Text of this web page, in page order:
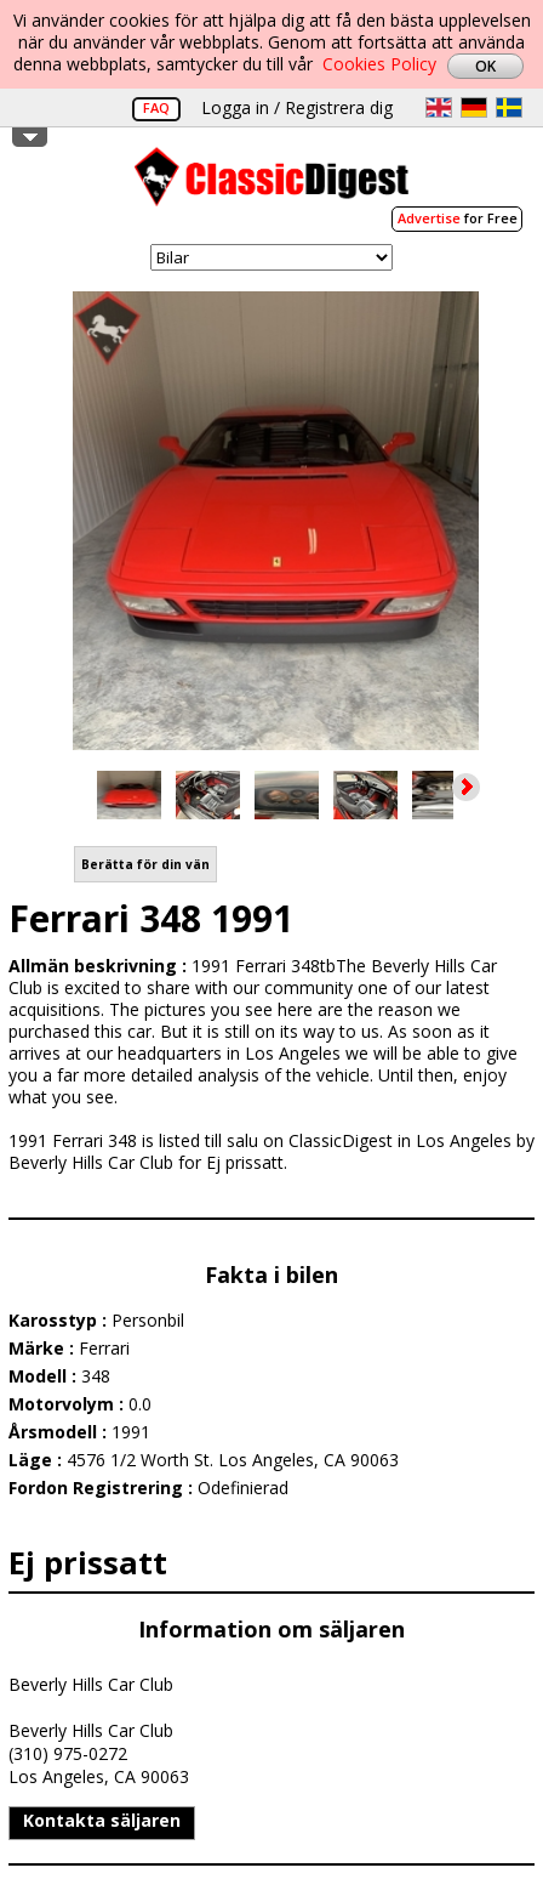
Vi använder cookies för att hjälpa dig att få den bästa upplevelsen
när du använder vår webbplats. Genom att fortsätta att använda
denna webbplats, samtycker du till vår Cookies Policy
FAQ Logga in / Registrera dig
Advertisefor Free
Berätta för din vän
Ferrari 348 1991
Allmän beskrivning : 1991 Ferrari 348tbThe Beverly Hills Car
Club is excited to share with our community one of our latest
acquisitions. The pictures you see here are the reason we
purchased this car. But it is still on its way to us. As soon as it
arrives at our headquarters in Los Angeles we will be able to give
you a far more detailed analysis of the vehicle. Until then, enjoy
what you see.
1991 Ferrari 348 is listed till salu on ClassicDigest in Los Angeles by
Beverly Hills Car Club for Ej prissatt.
Fakta i bilen
Karosstyp : Personbil
Märke : Ferrari
Modell : 348
Motorvolym : 0.0
Årsmodell : 1991
Läge : 4576 1/2 Worth St. Los Angeles, CA 90063
Fordon Registrering : Odefinierad
Ej prissatt
Information om säljaren
Beverly Hills Car Club
Beverly Hills Car Club
(310) 975-0272
Los Angeles, CA 90063
Kontakta säljaren